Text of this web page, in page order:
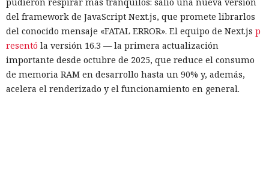
pudieron respirar más tranquilos: salió una nueva versión
del framework de JavaScript Next.js, que promete librarlos
del conocido mensaje «FATAL ERROR». El equipo de Next.js p
resentó la versión 16.3 — la primera actualización
importante desde octubre de 2025, que reduce el consumo
de memoria RAM en desarrollo hasta un 90% y, además,
acelera el renderizado y el funcionamiento en general.